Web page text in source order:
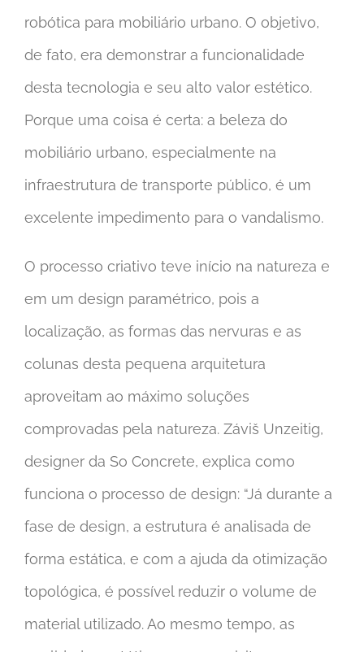
robótica para mobiliário urbano. O objetivo,
de fato, era demonstrar a funcionalidade
desta tecnologia e seu alto valor estético.
Porque uma coisa é certa: a beleza do
mobiliário urbano, especialmente na
infraestrutura de transporte público, é um
excelente impedimento para o vandalismo.
O processo criativo teve início na natureza e
em um design paramétrico, pois a
localização, as formas das nervuras e as
colunas desta pequena arquitetura
aproveitam ao máximo soluções
comprovadas pela natureza. Záviš Unzeitig,
designer da So Concrete, explica como
funciona o processo de design: “Já durante a
fase de design, a estrutura é analisada de
forma estática, e com a ajuda da otimização
topológica, é possível reduzir o volume de
material utilizado. Ao mesmo tempo, as